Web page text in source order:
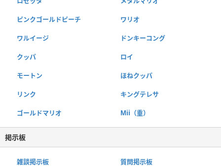
ピンクゴールドピーチ ワリオ
ワルイージ ドンキーコング
クッパ ロイ
モートン ほねクッパ
リンク キングテレサ
ゴールドマリオ Mii（重）
掲示板
雑談掲示板 質問掲示板